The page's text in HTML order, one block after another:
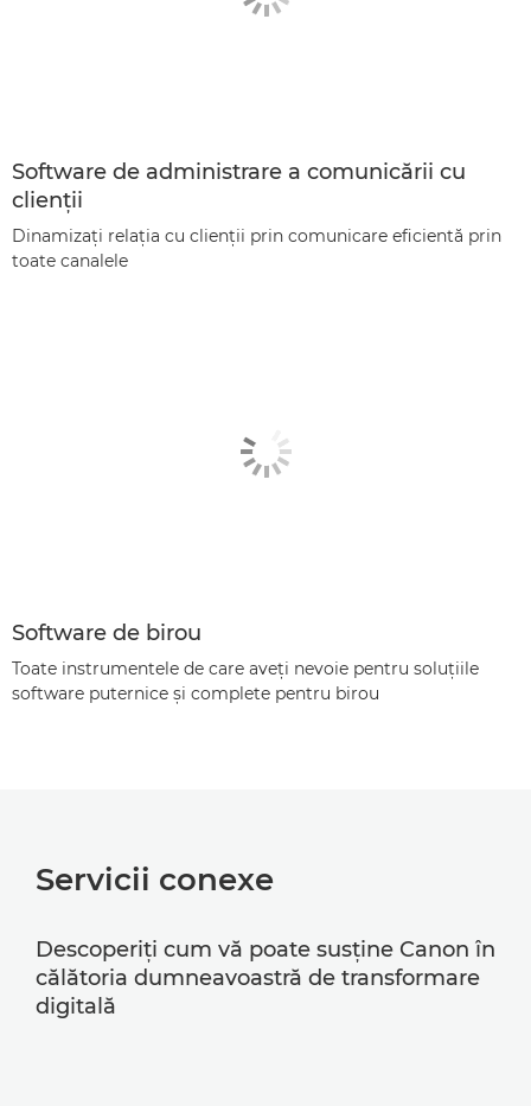
Software de administrare a comunicării cu
clienţii
Dinamizaţi relaţia cu clienţii prin comunicare eficientă prin
toate canalele
Software de birou
Toate instrumentele de care aveţi nevoie pentru soluţiile
software puternice şi complete pentru birou
Servicii conexe
Descoperiţi cum vă poate susţine Canon în
călătoria dumneavoastră de transformare
digitală